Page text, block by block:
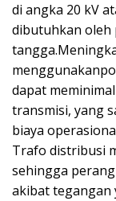
di angka 20 kV
dibutuhkan oleh
dapat
transmisi, yang
biaya
Trafo distribusi
sehingga
akibat tegangan